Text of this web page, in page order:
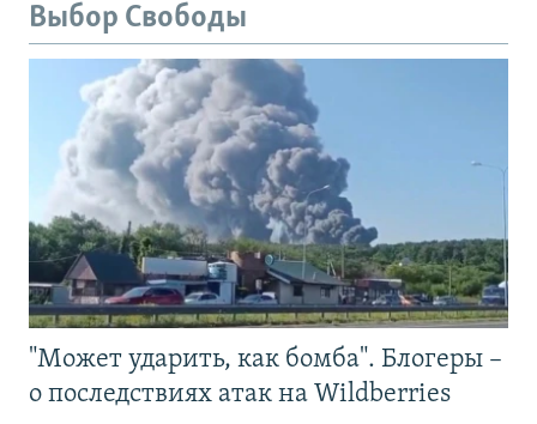
Выбор Свободы
"Может ударить, как бомба". Блогеры –
о последствиях атак на Wildberries